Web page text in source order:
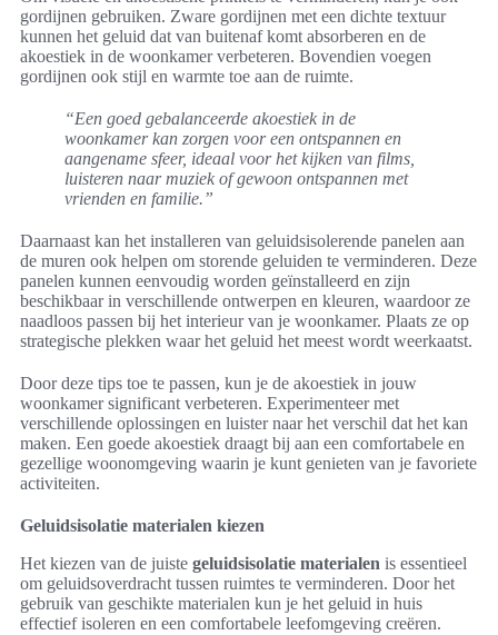
gordijnen gebruiken. Zware gordijnen met een dichte textuur
kunnen het geluid dat van buitenaf komt absorberen en de
akoestiek in de woonkamer verbeteren. Bovendien voegen
gordijnen ook stijl en warmte toe aan de ruimte.
“Een goed gebalanceerde akoestiek in de
woonkamer kan zorgen voor een ontspannen en
aangename sfeer, ideaal voor het kijken van films,
luisteren naar muziek of gewoon ontspannen met
vrienden en familie.”
Daarnaast kan het installeren van geluidsisolerende panelen aan
de muren ook helpen om storende geluiden te verminderen. Deze
panelen kunnen eenvoudig worden geïnstalleerd en zijn
beschikbaar in verschillende ontwerpen en kleuren, waardoor ze
naadloos passen bij het interieur van je woonkamer. Plaats ze op
strategische plekken waar het geluid het meest wordt weerkaatst.
Door deze tips toe te passen, kun je de akoestiek in jouw
woonkamer significant verbeteren. Experimenteer met
verschillende oplossingen en luister naar het verschil dat het kan
maken. Een goede akoestiek draagt bij aan een comfortabele en
gezellige woonomgeving waarin je kunt genieten van je favoriete
activiteiten.
Geluidsisolatie materialen kiezen
Het kiezen van de juiste geluidsisolatie materialen is essentieel
om geluidsoverdracht tussen ruimtes te verminderen. Door het
gebruik van geschikte materialen kun je het geluid in huis
effectief isoleren en een comfortabele leefomgeving creëren.